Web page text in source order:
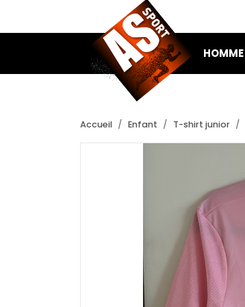
HOMME
Accueil Enfant T-shirt junior